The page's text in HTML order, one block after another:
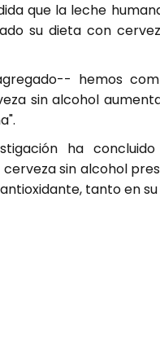
que la leche
su dieta con
hemos
sin alcohol
ha
sin alcohol
tanto en